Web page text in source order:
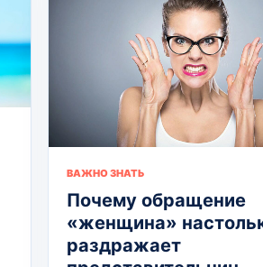
ВАЖНО ЗНАТЬ
Почему обращение
«женщина»
раздражает